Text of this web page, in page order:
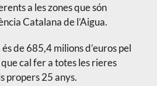
a les zones que són
Catalana de l’Aigua.
de 685,4 milions d’euros pel
cal fer a totes les rieres
propers 25 anys.